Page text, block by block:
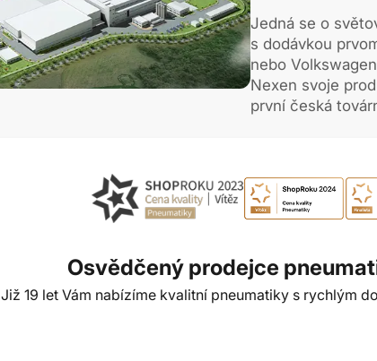
Jedná se o
s dodávkou
nebo
Nexen svoje
první česká
Osvědčený prodejce
Již 19 let Vám nabízíme kvalitní pneumatiky s rychlým